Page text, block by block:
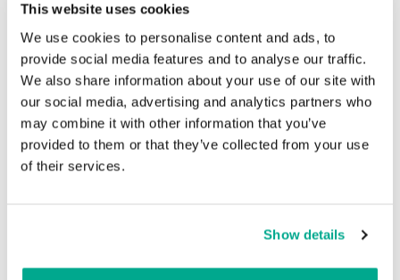
This website uses cookies
We use cookies to personalise content and ads, to
provide social media features and to analyse our traffic.
We also share information about your use of our site with
our social media, advertising and analytics partners who
may combine it with other information that you’ve
provided to them or that they’ve collected from your use
of their services.
Show details
desarrollar un programa para combatir el
sida
Su dirección de correo electrónico no será publicada. Los
campos obligatorios están marcados con*
Correo electrónico*